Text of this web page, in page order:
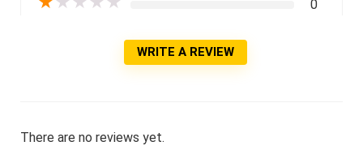
0
WRITE A REVIEW
There are no reviews yet.